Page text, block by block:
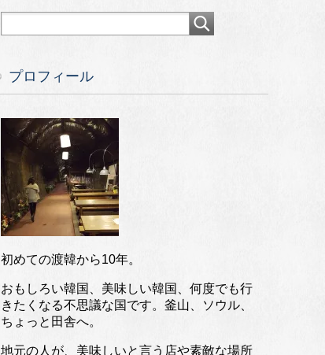
プロフィール
初めての渡韓から10年。
おもしろい韓国、美味しい韓国、何度でも行
きたくなる不思議な国です。釜山、ソウル、
ちょっと田舎へ。
地元の人が、美味しいと言う店や素敵な場所